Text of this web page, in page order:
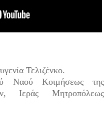
Τελιζένκο.
Ναού Κοιμήσεως της
Ιεράς Μητροπόλεως